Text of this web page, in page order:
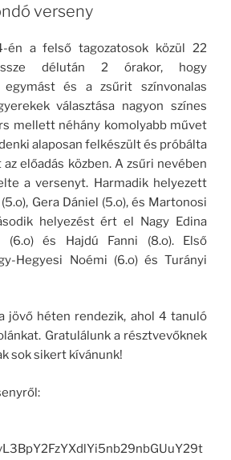
verseny
én a felső tagozatosok közül 22
délután 2 órakor, hogy
egymást és a zsűrit színvonalas
választása nagyon színes
mellett néhány komolyabb művet
alaposan felkészült és próbálta
előadás közben. A zsűri nevében
a versenyt. Harmadik helyezett
Gera Dániel (5.o), és Martonosi
helyezést ért el Nagy Edina
(6.o) és Hajdú Fanni (8.o). Első
Hegyesi Noémi (6.o) és Turányi
jövő héten rendezik, ahol 4 tanuló
Gratulálunk a résztvevőknek
sok sikert kívánunk!